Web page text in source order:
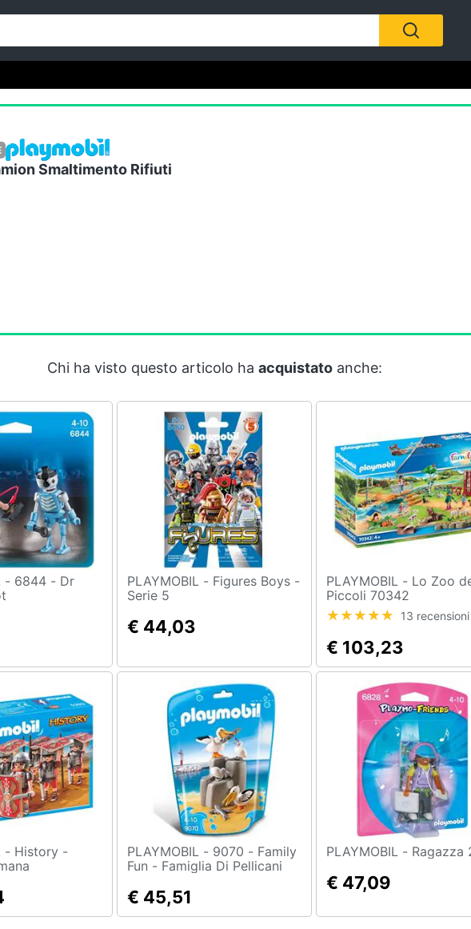
Smaltimento Rifiuti
Chi ha visto questo articolo ha acquistatoanche:
PLAYMOBIL - Figures Boys -
Serie 5
€ 44,03
PLAYMOBIL - Lo Zoo dei
Piccoli 70342
13 recensioni
€ 103,23
-
PLAYMOBIL - 9070 - Family
Fun - Famiglia Di Pellicani
€ 45,51
PLAYMOBIL -
€ 47,09